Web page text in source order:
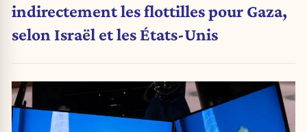
indirectement les flottilles pour Gaza,
selon Israël et les États-Unis